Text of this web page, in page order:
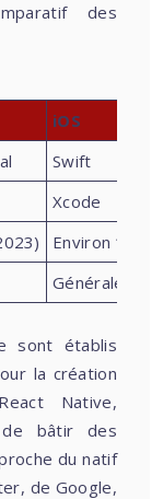
des
iOS
Swift
Xcode
Environ 1.65
sont établis
la création
Native,
de bâtir des
du natif
de Google,